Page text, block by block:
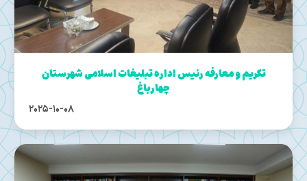
تکریم و معارفه رئیس اداره تبلیغات اسلامی شهرستان
چهارباغ
2025-10-08